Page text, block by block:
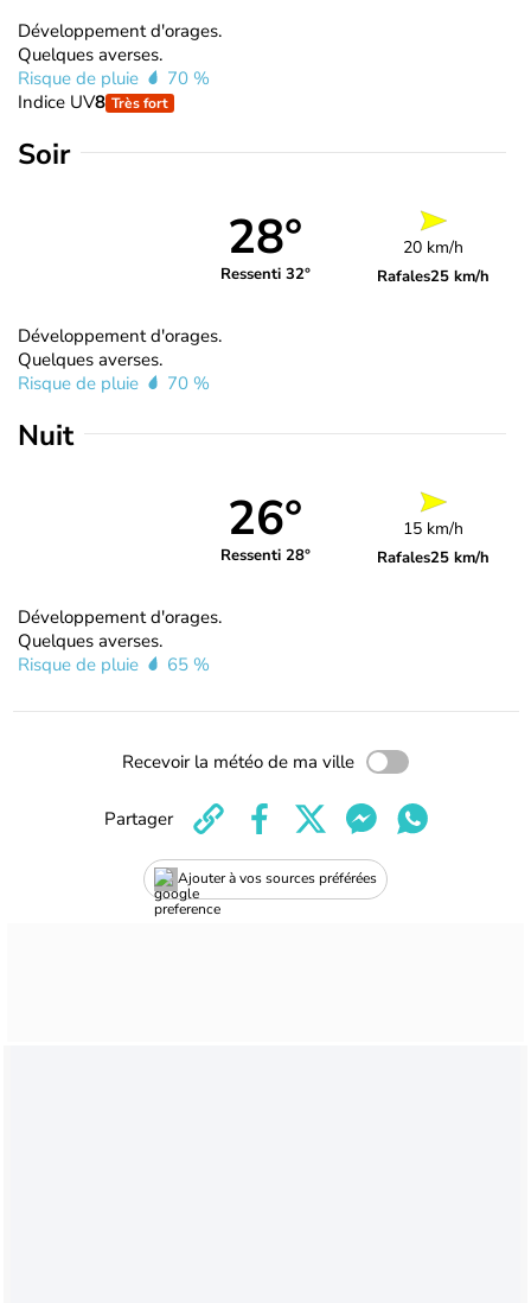
Développement d'orages.
Quelques averses.
Risque de pluie
70 %
Indice UV8 Très fort
Soir
28°
Ressenti 32°
20 km/h
Rafales25 km/h
Développement d'orages.
Quelques averses.
Risque de pluie
70 %
Nuit
26°
Ressenti 28°
15 km/h
Rafales25 km/h
Développement d'orages.
Quelques averses.
Risque de pluie
65 %
Recevoir la météo de ma ville
Ajouter à vos sources préférées
Partager